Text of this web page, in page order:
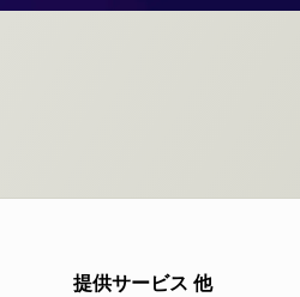
提供サービス 他